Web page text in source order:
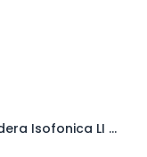
Añadir al carrito Abrazadera Isofonica LI Ref. 9B22LI